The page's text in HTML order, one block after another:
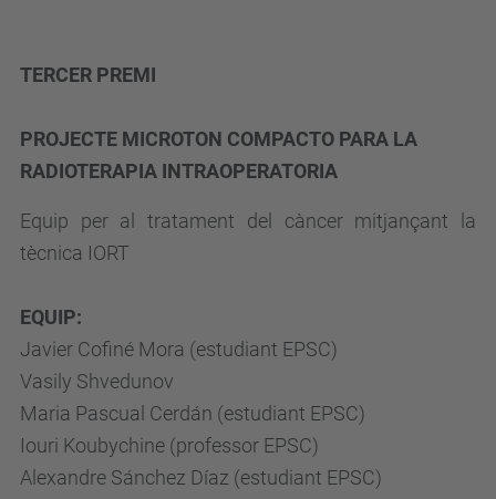
TERCER PREMI
PROJECTE MICROTON COMPACTO PARA LA
RADIOTERAPIA INTRAOPERATORIA
Equip per al tratament del càncer mitjançant la
tècnica IORT
EQUIP:
Javier Cofiné Mora (estudiant EPSC)
Vasily Shvedunov
Maria Pascual Cerdán (estudiant EPSC)
Iouri Koubychine (professor EPSC)
Alexandre Sánchez Díaz (estudiant EPSC)